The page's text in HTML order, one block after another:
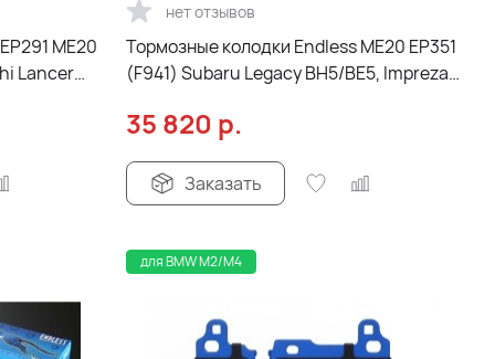
ME20
Lancer
нет отзывов
Тормозные колодки Endless ME20 EP351
(F941) Subaru Legacy BH5/BE5, Impreza
35 820 р.
Заказать
для BMW M2/M4